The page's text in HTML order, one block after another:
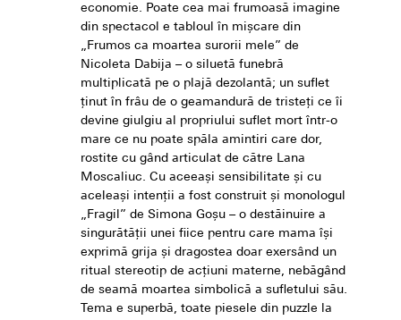
economie. Poate cea mai frumoasă imagine
din spectacol e tabloul în mişcare din
„Frumos ca moartea surorii mele” de
Nicoleta Dabija – o siluetă funebră
multiplicată pe o plajă dezolantă; un suflet
ţinut în frâu de o geamandură de tristeţi ce îi
devine giulgiu al propriului suflet mort într-o
mare ce nu poate spăla amintiri care dor,
rostite cu gând articulat de către Lana
Moscaliuc. Cu aceeaşi sensibilitate şi cu
aceleaşi intenţii a fost construit şi monologul
„Fragil” de Simona Goşu – o destăinuire a
singurătăţii unei fiice pentru care mama îşi
exprimă grija şi dragostea doar exersând un
ritual stereotip de acţiuni materne, nebăgând
de seamă moartea simbolică a sufletului său.
Tema e superbă, toate piesele din puzzle la